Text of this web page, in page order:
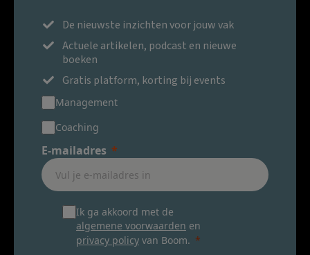
De nieuwste inzichten voor jouw vak
Actuele artikelen, podcast en nieuwe
boeken
Gratis platform, korting bij events
Management
Coaching
E-mailadres
Ik ga akkoord met de
algemene voorwaarden en
privacy policy van Boom.